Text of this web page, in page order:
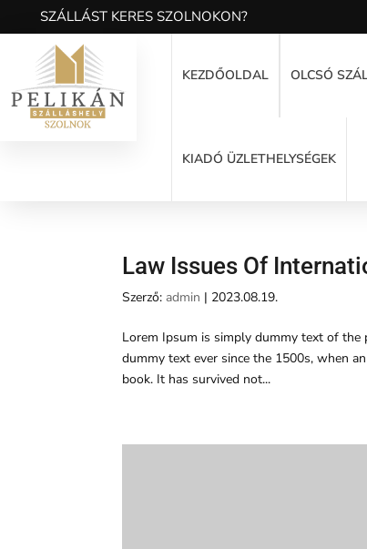
SZÁLLÁST KERES SZOLNOKON?
KEZDŐOLDAL OLCSÓ
KIADÓ ÜZLETHELYSÉGEK
Law Issues Of
Szerző:admin | 2023.08.19.
Lorem Ipsum is simply dummy text of the
dummy text ever since the 1500s, when
book. It has survived not...